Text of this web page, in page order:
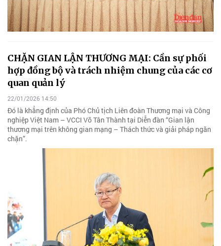
CHẶN GIAN LẬN THƯƠNG MẠI: Cần sự phối
hợp đồng bộ và trách nhiệm chung của các cơ
quan quản lý
22/01/2026 14:50
Đó là khẳng định của Phó Chủ tịch Liên đoàn Thương mại và Công
nghiệp Việt Nam – VCCI Võ Tân Thành tại Diễn đàn “Gian lận
thương mại trên không gian mạng – Thách thức và giải pháp ngăn
chặn”.